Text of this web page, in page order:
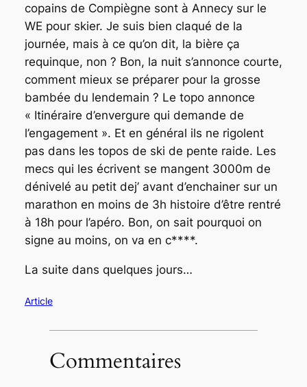
copains de Compiègne sont à Annecy sur le
WE pour skier. Je suis bien claqué de la
journée, mais à ce qu’on dit, la bière ça
requinque, non ? Bon, la nuit s’annonce courte,
comment mieux se préparer pour la grosse
bambée du lendemain ? Le topo annonce
« Itinéraire d’envergure qui demande de
l’engagement ». Et en général ils ne rigolent
pas dans les topos de ski de pente raide. Les
mecs qui les écrivent se mangent 3000m de
dénivelé au petit dej’ avant d’enchainer sur un
marathon en moins de 3h histoire d’être rentré
à 18h pour l’apéro. Bon, on sait pourquoi on
signe au moins, on va en c****.
La suite dans quelques jours…
Article
Commentaires